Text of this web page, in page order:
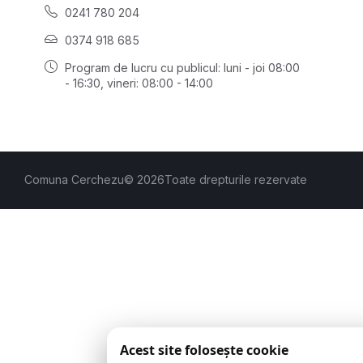
0241 780 204
0374 918 685
Program de lucru cu publicul: luni - joi 08:00
- 16:30 , vineri: 08:00 - 14:00
Comuna Cerchezu© 2026Toate drepturile rezervate
Acest site folosește cookie